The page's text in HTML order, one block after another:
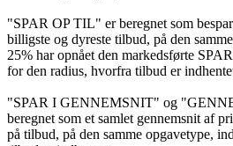
"SPAR OP TIL" er beregnet som
billigste og dyreste tilbud, på den
25% har opnået den markedsførte
for den radius, hvorfra tilbud er
"SPAR I GENNEMSNIT" og
beregnet som et samlet gennemsnit af
på tilbud, på den samme opgavetype,